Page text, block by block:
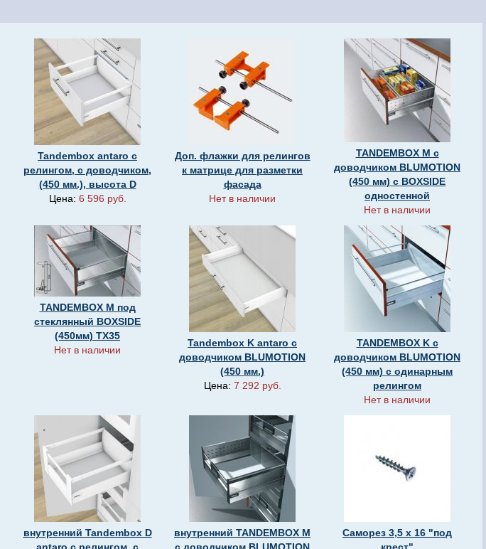
Tandembox antaro с
релингом, c доводчиком,
(450 мм.), высота D
Цена: 6 596 руб.
Доп. флажки для релингов
к матрице для разметки
фасада
Нет в наличии
TANDEMBOX M с
доводчиком BLUMOTION
(450 мм) с BOXSIDE
одностенной
Нет в наличии
TANDEMBOX М под
стеклянный BOXSIDE
(450мм) ТХ35
Нет в наличии
Tandembox K antaro c
доводчиком BLUMOTION
(450 мм.)
Цена: 7 292 руб.
TANDEMBOX K с
доводчиком BLUMOTION
(450 мм) с одинарным
релингом
Нет в наличии
внутренний Tandembox D
внутренний TANDEMBOX М
Саморез 3,5 х 16 "под